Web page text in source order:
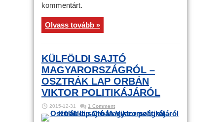
kommentárt.
Olvass tovább »
KÜLFÖLDI SAJTÓ
MAGYARORSZÁGRÓL –
OSZTRÁK LAP ORBÁN
VIKTOR POLITIKÁJÁRÓL
2015-12-31 1 Comment